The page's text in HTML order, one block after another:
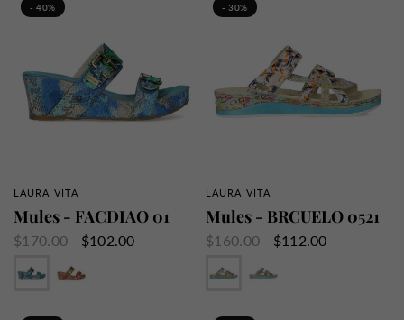
- 40%
APERÇU RAPIDE
LAURA VITA
Mules - FACDIAO 01
$170.00
$102.00
- 30%
APERÇU RAPIDE
LAURA VITA
Mules - BRCUELO 0521
$160.00
$112.00